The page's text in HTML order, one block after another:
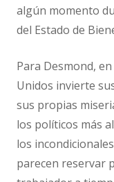
algún momento
del Estado de
Para Desmond,
Unidos invierte
sus propias
los políticos más
los
parecen reservar